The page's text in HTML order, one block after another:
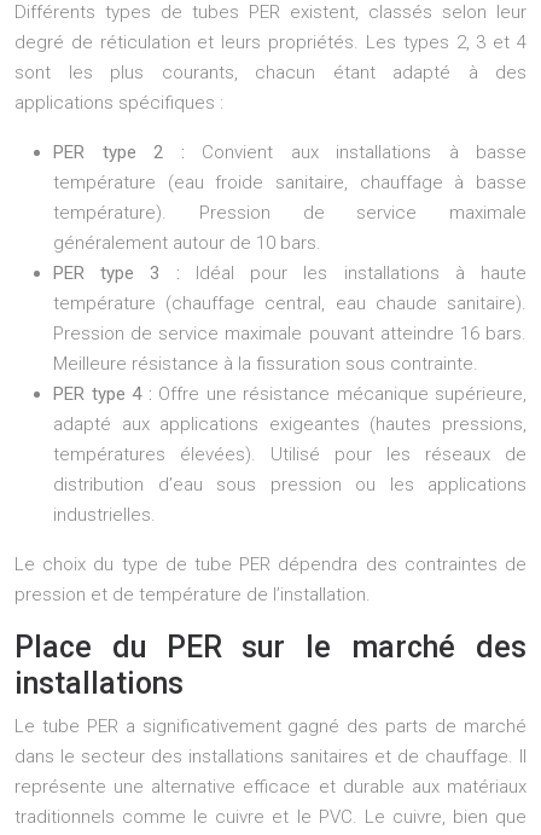
Différents types de tubes PER existent, classés selon leur
degré de réticulation et leurs propriétés. Les types 2, 3 et 4
sont les plus courants, chacun étant adapté à des
applications spécifiques :
PER type 2 : Convient aux installations à basse
température (eau froide sanitaire, chauffage à basse
température). Pression de service maximale
généralement autour de 10 bars.
PER type 3 : Idéal pour les installations à haute
température (chauffage central, eau chaude sanitaire).
Pression de service maximale pouvant atteindre 16 bars.
Meilleure résistance à la fissuration sous contrainte.
PER type 4 : Offre une résistance mécanique supérieure,
adapté aux applications exigeantes (hautes pressions,
températures élevées). Utilisé pour les réseaux de
distribution d’eau sous pression ou les applications
industrielles.
Le choix du type de tube PER dépendra des contraintes de
pression et de température de l’installation.
Place du PER sur le marché des
installations
Le tube PER a significativement gagné des parts de marché
dans le secteur des installations sanitaires et de chauffage. Il
représente une alternative efficace et durable aux matériaux
traditionnels comme le cuivre et le PVC. Le cuivre, bien que